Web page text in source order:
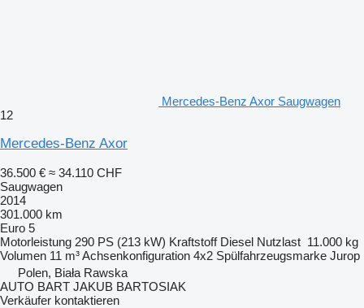
Mercedes-Benz Axor Saugwagen
12
Mercedes-Benz Axor
36.500 € ≈ 34.110 CHF
Saugwagen
2014
301.000 km
Euro 5
Motorleistung 290 PS (213 kW) Kraftstoff Diesel Nutzlast 11.000 kg
Volumen 11 m³Achsenkonfiguration 4x2 Spülfahrzeugsmarke Jurop
Polen, Biała Rawska
AUTO BART JAKUB BARTOSIAK
Verkäufer kontaktieren